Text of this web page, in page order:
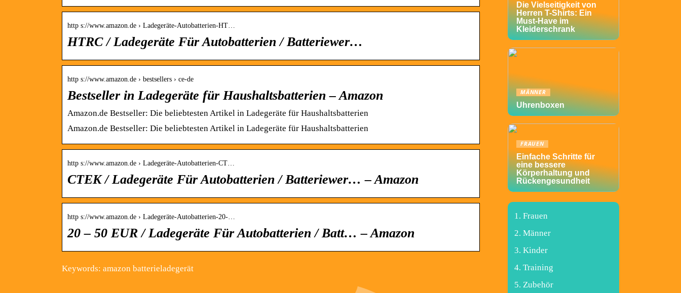
http s://www.amazon.de › Ladegeräte-Autobatterien-HT…
HTRC / Ladegeräte Für Autobatterien / Batteriewer…
http s://www.amazon.de › bestsellers › ce-de
Bestseller in Ladegeräte für Haushaltsbatterien – Amazon
Amazon.de Bestseller: Die beliebtesten Artikel in Ladegeräte für Haushaltsbatterien
Amazon.de Bestseller: Die beliebtesten Artikel in Ladegeräte für Haushaltsbatterien
http s://www.amazon.de › Ladegeräte-Autobatterien-CT…
CTEK / Ladegeräte Für Autobatterien / Batteriewer… – Amazon
http s://www.amazon.de › Ladegeräte-Autobatterien-20-…
20 – 50 EUR / Ladegeräte Für Autobatterien / Batt… – Amazon
Keywords: amazon batterieladegerät
Die Vielseitigkeit von
Herren T-Shirts: Ein
Must-Have im
Kleiderschrank
MÄNNER
Uhrenboxen
FRAUEN
Einfache Schritte für
eine bessere
Körperhaltung und
Rückengesundheit
Frauen
Männer
Kinder
Training
Zubehör